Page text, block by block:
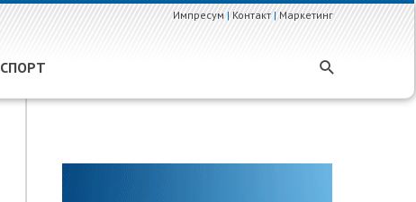
Импресум|Контакт|Маркетинг
СПОРТ